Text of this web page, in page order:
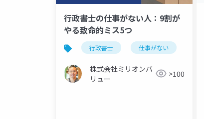
行政書士の仕事がない人：9割が
やる致命的ミス5つ
行政書士 仕事がない
株式会社ミリオンバ
リュー
>100